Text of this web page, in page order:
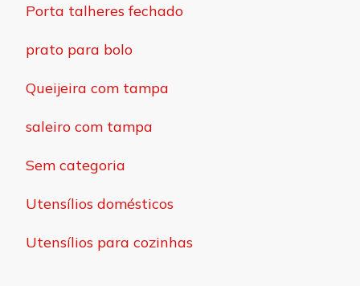
Porta talheres fechado
prato para bolo
Queijeira com tampa
saleiro com tampa
Sem categoria
Utensílios domésticos
Utensílios para cozinhas